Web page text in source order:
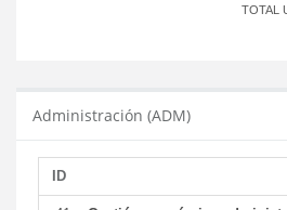
TOTAL
Administración (ADM)
ID